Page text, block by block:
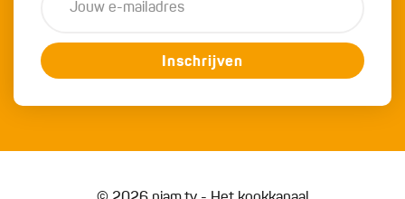
Inschrijven